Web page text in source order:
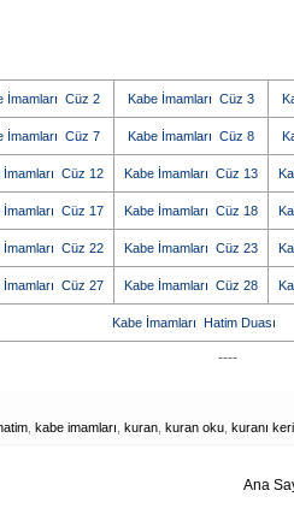
İmamları Cüz 2 Kabe İmamları Cüz 3
İmamları Cüz 7 Kabe İmamları Cüz 8
İmamları Cüz 12 Kabe İmamları Cüz 13
İmamları Cüz 17 Kabe İmamları Cüz 18
İmamları Cüz 22 Kabe İmamları Cüz 23
İmamları Cüz 27 Kabe İmamları Cüz 28
Kabe İmamları Hatim Duası
----
kabe imamları kuran kuran oku kuranı
Ana